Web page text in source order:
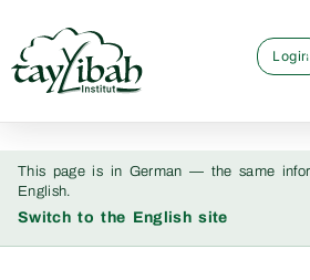
Login
This page is in German — the same
English.
Switch to the English site